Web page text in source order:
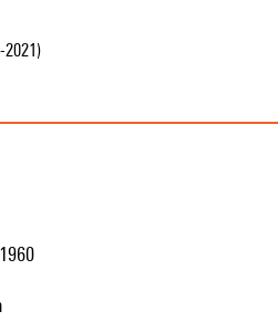
-2021)